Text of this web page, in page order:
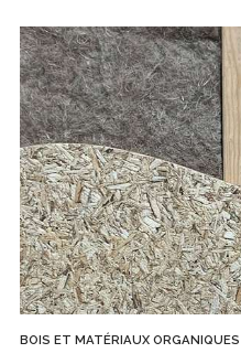
BOIS ET MATÉRIAUX ORGANIQUES